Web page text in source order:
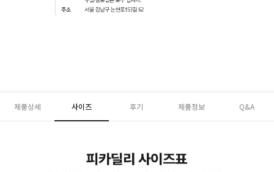
제품상세 사이즈 후기 제품정보 Q&A